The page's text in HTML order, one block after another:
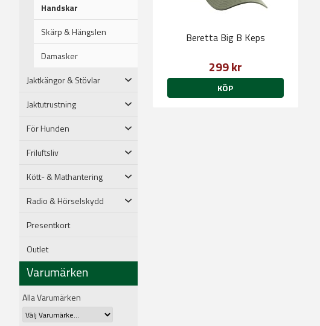
Handskar
Skärp & Hängslen
Damasker
Jaktkängor & Stövlar
Jaktutrustning
För Hunden
Friluftsliv
Kött- & Mathantering
Radio & Hörselskydd
Presentkort
Outlet
Varumärken
Alla Varumärken
Beretta Big B Keps
299 kr
KÖP